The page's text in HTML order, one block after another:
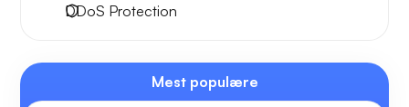
DDoS Protection
Mest populære